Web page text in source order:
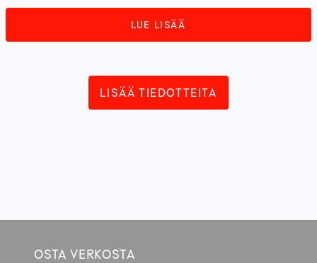
LUE LISÄÄ
LISÄÄ TIEDOTTEITA
OSTA VERKOSTA